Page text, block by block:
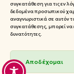
συγκατάθεση για τις εν
δεδομένα προσωπικού
αναγνωριστικά σε αυτόν
συγκατάθεσης, μπορεί να
δυνατότητες.
Αποδέχομαι
© 2026 Πανεπιστήμιο
Τραπεζικής